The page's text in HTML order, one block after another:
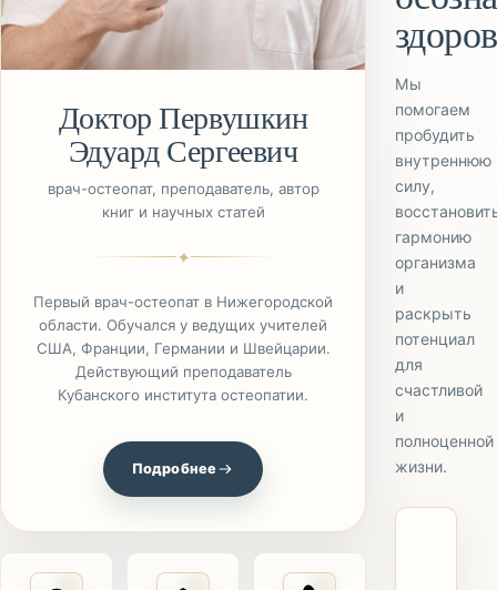
Доктор Первушкин
Эдуард Сергеевич
врач-остеопат, преподаватель, автор
книг и научных статей
✦
Первый врач-остеопат в Нижегородской
области. Обучался у ведущих учителей
США, Франции, Германии и Швейцарии.
Действующий преподаватель
Кубанского института остеопатии.
Подробнее
Мы
помогаем
пробудить
внутреннюю
силу,
гармонию
организма
и
раскрыть
потенциал
для
счастливой
и
полноценной
жизни.